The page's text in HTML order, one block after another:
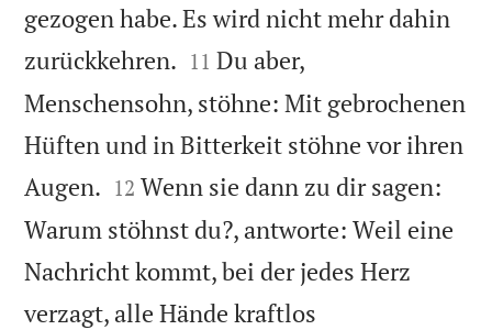
gezogen habe. Es wird nicht mehr dahin
zurückkehren. 

11 Du aber,
Menschensohn, stöhne: Mit gebrochenen
Hüften und in Bitterkeit stöhne vor ihren
Augen. 

12 Wenn sie dann zu dir sagen:
Warum stöhnst du?, antworte: Weil eine
Nachricht kommt, bei der jedes Herz
verzagt, alle Hände kraftlos